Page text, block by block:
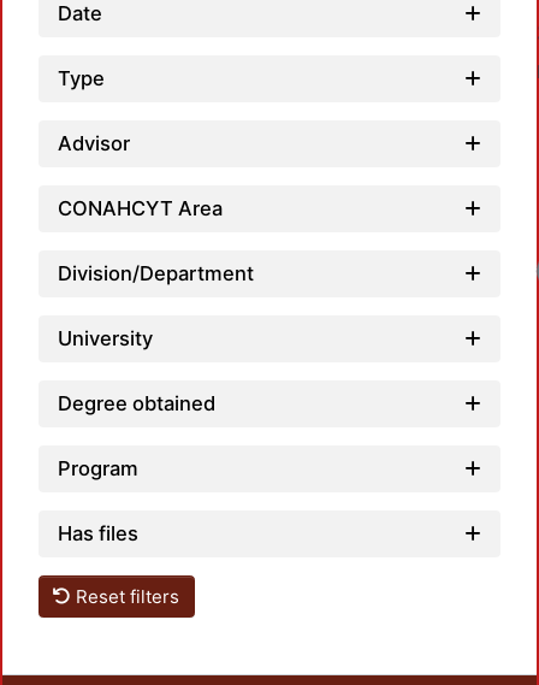
Date
Type
Advisor
CONAHCYT Area
Division/Department
University
Degree obtained
Program
Has files
Reset filters